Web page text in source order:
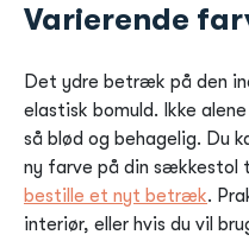
Varierende
Det ydre betræk på den
elastisk bomuld. Ikke
så blød og behagelig. Du
ny farve på din sækkestol
bestille et nyt betræk.
interiør, eller hvis du vil